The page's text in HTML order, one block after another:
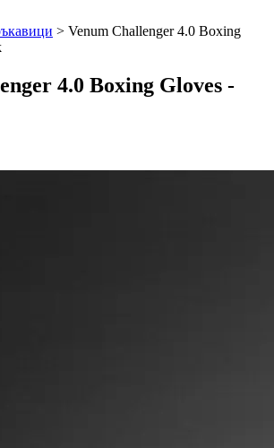
> Venum Challenger 4.0 Boxing
4.0 Boxing Gloves -